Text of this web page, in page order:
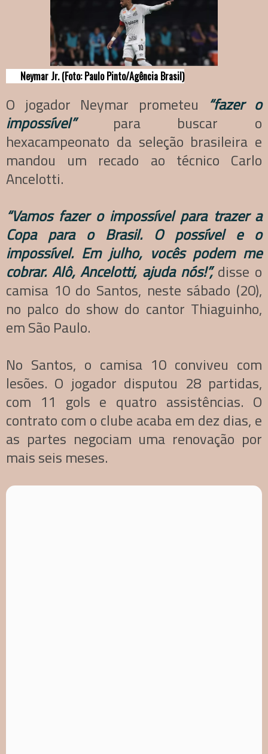
Neymar Jr. (Foto: Paulo Pinto/Agência Brasil)
O jogador Neymar prometeu “fazer o
impossível”para buscar o
hexacampeonato da seleção brasileira e
mandou um recado ao técnico Carlo
Ancelotti.
“Vamos fazer o impossível para trazer a
Copa para o Brasil. O possível e o
impossível. Em julho, vocês podem me
cobrar. Alô, Ancelotti, ajuda nós!”,disse o
camisa 10 do Santos, neste sábado (20),
no palco do show do cantor Thiaguinho,
em São Paulo.
No Santos, o camisa 10 conviveu com
lesões. O jogador disputou 28 partidas,
com 11 gols e quatro assistências. O
contrato com o clube acaba em dez dias, e
as partes negociam uma renovação por
mais seis meses.